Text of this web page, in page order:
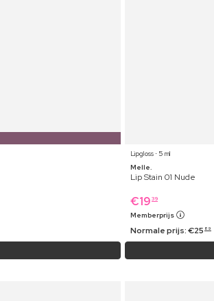
Lipgloss ⋅ 5 ml
Melle.
Lip Stain 01 Nude
€19 39
Memberprijs
Normale prijs:€25 89